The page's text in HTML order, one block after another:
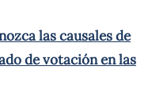
las causales de
de votación en las